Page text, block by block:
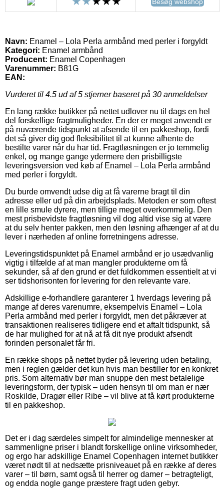
Navn: Enamel – Lola Perla armbånd med perler i forgyldt
Kategori: Enamel armbånd
Producent: Enamel Copenhagen
Varenummer: B81G
EAN:
Vurderet til 4.5 ud af 5 stjerner baseret på 30 anmeldelser
En lang række butikker på nettet udlover nu til dags en hel
del forskellige fragtmuligheder. En der er meget anvendt er
på nuværende tidspunkt at afsende til en pakkeshop, fordi
det så giver dig god fleksibilitet til at kunne afhente de
bestilte varer når du har tid. Fragtløsningen er jo temmelig
enkel, og mange gange ydermere den prisbilligste
leveringsversion ved køb af Enamel – Lola Perla armbånd
med perler i forgyldt.
Du burde omvendt udse dig at få varerne bragt til din
adresse eller ud på din arbejdsplads. Metoden er som oftest
en lille smule dyrere, men tillige meget overkommelig. Den
mest prisbevidste fragtløsning vil dog altid vise sig at være
at du selv henter pakken, men den løsning afhænger af at du
lever i nærheden af online forretningens adresse.
Leveringstidspunktet på Enamel armbånd er jo usædvanlig
vigtig i tilfælde af at man mangler produkterne om få
sekunder, så af den grund er det fuldkommen essentielt at vi
ser tidshorisonten for levering for den relevante vare.
Adskillige e-forhandlere garanterer 1 hverdags levering på
mange af deres varenumre, eksempelvis Enamel – Lola
Perla armbånd med perler i forgyldt, men det påkræver at
transaktionen realiseres tidligere end et aftalt tidspunkt, så
de har mulighed for at nå at få dit nye produkt afsendt
forinden personalet får fri.
En række shops på nettet byder på levering uden betaling,
men i reglen gælder det kun hvis man bestiller for en konkret
pris. Som alternativ bør man snuppe den mest betalelige
leveringsform, der typisk – uden hensyn til om man er nær
Roskilde, Dragør eller Ribe – vil blive at få kørt produkterne
til en pakkeshop.
Det er i dag særdeles simpelt for almindelige mennesker at
sammenligne priser i blandt forskellige online virksomheder,
og ergo har adskillige Enamel Copenhagen internet butikker
været nødt til at nedsætte prisniveauet på en række af deres
varer – til børn, samt også til herrer og damer – betragteligt,
og endda nogle gange præstere fragt uden gebyr.